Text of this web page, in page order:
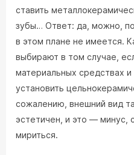
ставить
зубы… Ответ: да, можно,
в этом плане не имеется.
выбирают в том случае,
материальных средствах
установить
сожалению, внешний вид
эстетичен, и это — минус,
мириться.